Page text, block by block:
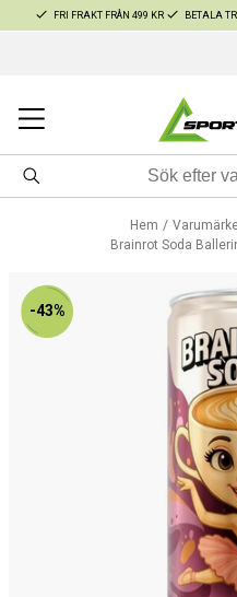
FRI FRAKT FRÅN 499 KR BETALA
Hem
Brainrot Soda
-43%